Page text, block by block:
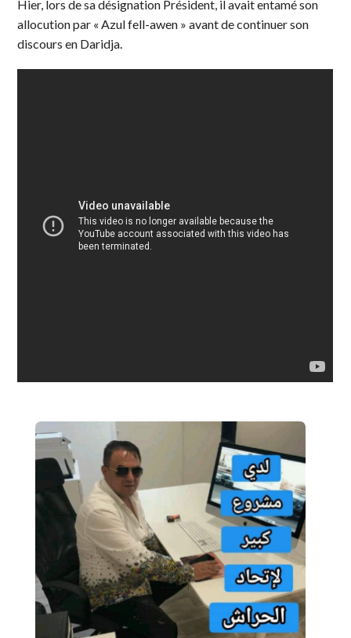
Hier, lors de sa désignation Président, il avait entamé son
allocution par « Azul fell-awen » avant de continuer son
discours en Daridja.